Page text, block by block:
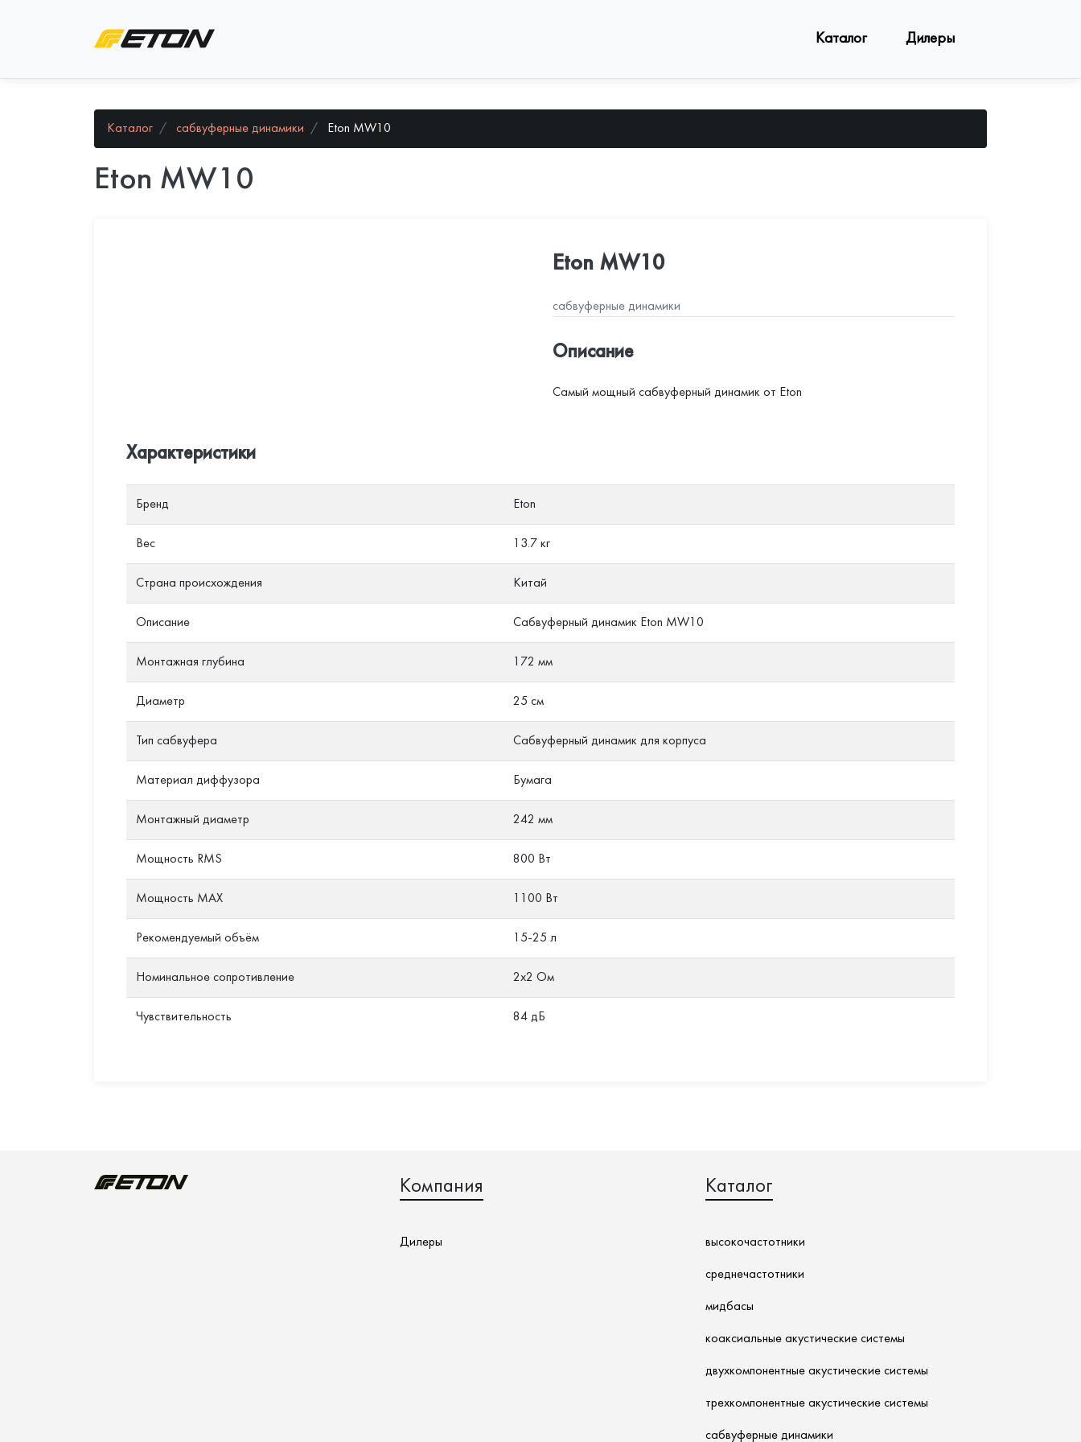
Каталог Дилеры
Каталог сабвуферные динамики Eton MW10
Eton MW10
Eton MW10
сабвуферные динамики
Описание
Самый мощный сабвуферный динамик от Eton
Характеристики
Бренд Eton
Вес 13.7 кг
Страна происхождения Китай
Описание Сабвуферный динамик Eton MW10
Монтажная глубина 172 мм
Диаметр 25 см
Тип сабвуфера Сабвуферный динамик для корпуса
Материал диффузора Бумага
Монтажный диаметр 242 мм
Мощность RMS 800 Вт
Мощность MAX 1100 Вт
Рекомендуемый объём 15-25 л
Номинальное сопротивление 2х2 Ом
Чувствительность 84 дБ
Компания
Дилеры
Каталог
высокочастотники
среднечастотники
мидбасы
коаксиальные акустические системы
двухкомпонентные акустические системы
трехкомпонентные акустические системы
сабвуферные динамики